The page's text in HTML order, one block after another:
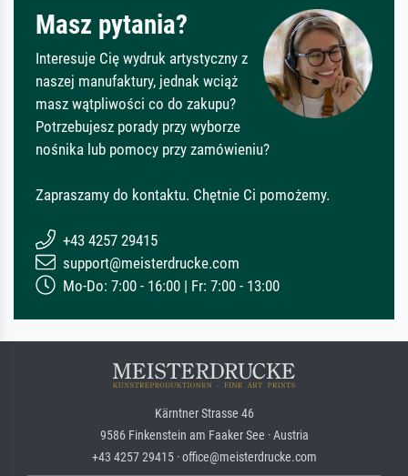
Masz pytania?
Interesuje Cię wydruk artystyczny z
naszej manufaktury, jednak wciąż
masz wątpliwości co do zakupu?
Potrzebujesz porady przy wyborze
nośnika lub pomocy przy zamówieniu?
Zapraszamy do kontaktu. Chętnie Ci pomożemy.
+43 4257 29415
support@meisterdrucke.com
Mo-Do: 7:00 - 16:00 | Fr: 7:00 - 13:00
Kärntner Strasse 46
9586 Finkenstein am Faaker See · Austria
+43 4257 29415 · office@meisterdrucke.com